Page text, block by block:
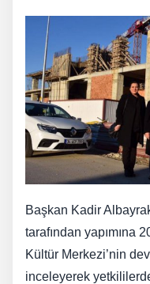
Başkan Kadir
tarafından yapımına
Kültür Merkezi’nin
inceleyerek